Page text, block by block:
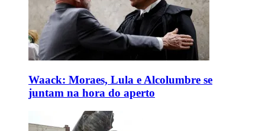
Waack: Moraes, Lula e Alcolumbre se
juntam na hora do aperto